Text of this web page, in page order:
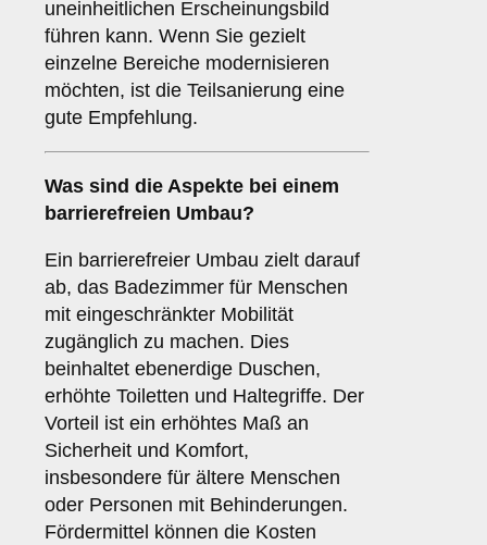
uneinheitlichen Erscheinungsbild
führen kann. Wenn Sie gezielt
einzelne Bereiche modernisieren
möchten, ist die Teilsanierung eine
gute Empfehlung.
Was sind die Aspekte bei einem
barrierefreien Umbau?
Ein barrierefreier Umbau zielt darauf
ab, das Badezimmer für Menschen
mit eingeschränkter Mobilität
zugänglich zu machen. Dies
beinhaltet ebenerdige Duschen,
erhöhte Toiletten und Haltegriffe. Der
Vorteil ist ein erhöhtes Maß an
Sicherheit und Komfort,
insbesondere für ältere Menschen
oder Personen mit Behinderungen.
Fördermittel können die Kosten